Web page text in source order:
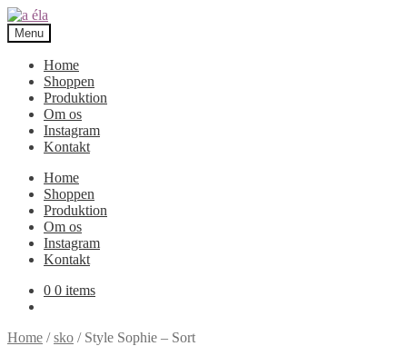
Skip
to
navigation
Skip
to
content
Menu
Home
Shoppen
Produktion
Om os
Instagram
Kontakt
Home
Shoppen
Produktion
Om os
Instagram
Kontakt
0 0 items
Home /sko / Style Sophie – Sort